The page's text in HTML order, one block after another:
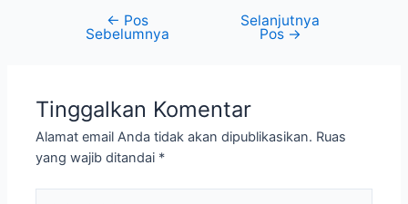
← Pos
Sebelumnya
Selanjutnya
Pos →
Tinggalkan Komentar
Alamat email Anda tidak akan dipublikasikan. Ruas
yang wajib ditandai *